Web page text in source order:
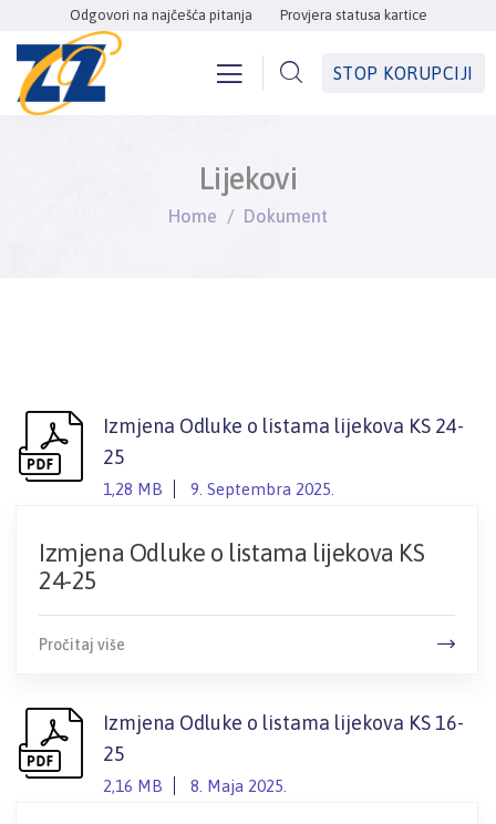
Odgovori na najčešća pitanja Provjera statusa kartice
STOP KORUPCIJI
Lijekovi
Home Dokument
Izmjena Odluke o listama lijekova KS 24-
25
1,28 MB 9. Septembra 2025.
Izmjena Odluke o listama lijekova KS
24-25
Pročitaj više
Izmjena Odluke o listama lijekova KS 16-
25
2,16 MB 8. Maja 2025.